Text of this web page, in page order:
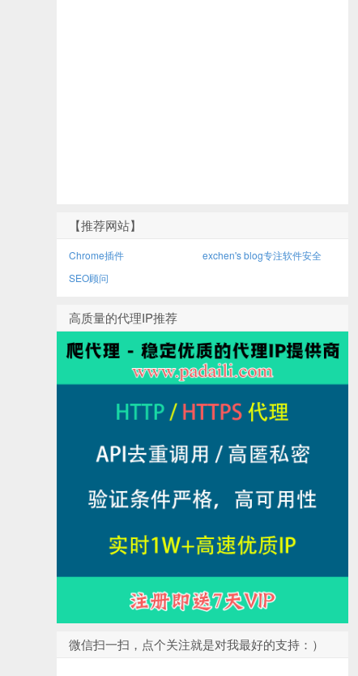
【推荐网站】
Chrome插件
exchen's blog专注软件安全
SEO顾问
高质量的代理IP推荐
微信扫一扫，点个关注就是对我最好的支持：）